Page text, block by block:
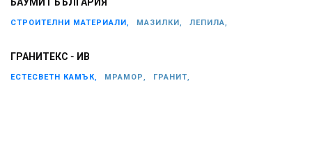
БАУМИТ БЪЛГАРИЯ
СТРОИТЕЛНИ МАТЕРИАЛИ, МАЗИЛКИ, ЛЕПИЛА,
ГРАНИТЕКС - ИВ
ЕСТЕСВЕТН КАМЪК, МРАМОР, ГРАНИТ,